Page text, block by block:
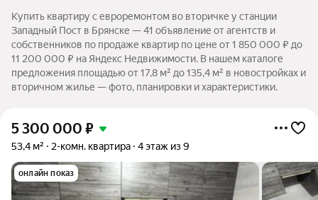
Купить квартиру с евроремонтом во вторичке у станции
Западный Пост в Брянске — 41 объявление от агентств и
собственников по продаже квартир по цене от 1 850 000 ₽ до
11 200 000 ₽ на Яндекс Недвижимости. В нашем каталоге
предложения площадью от 17,8 м² до 135,4 м² в новостройках и
вторичном жилье — фото, планировки и характеристики.
5 300 000 ₽
53,4 м² 2-комн. квартира 4 этаж из 9
онлайн показ